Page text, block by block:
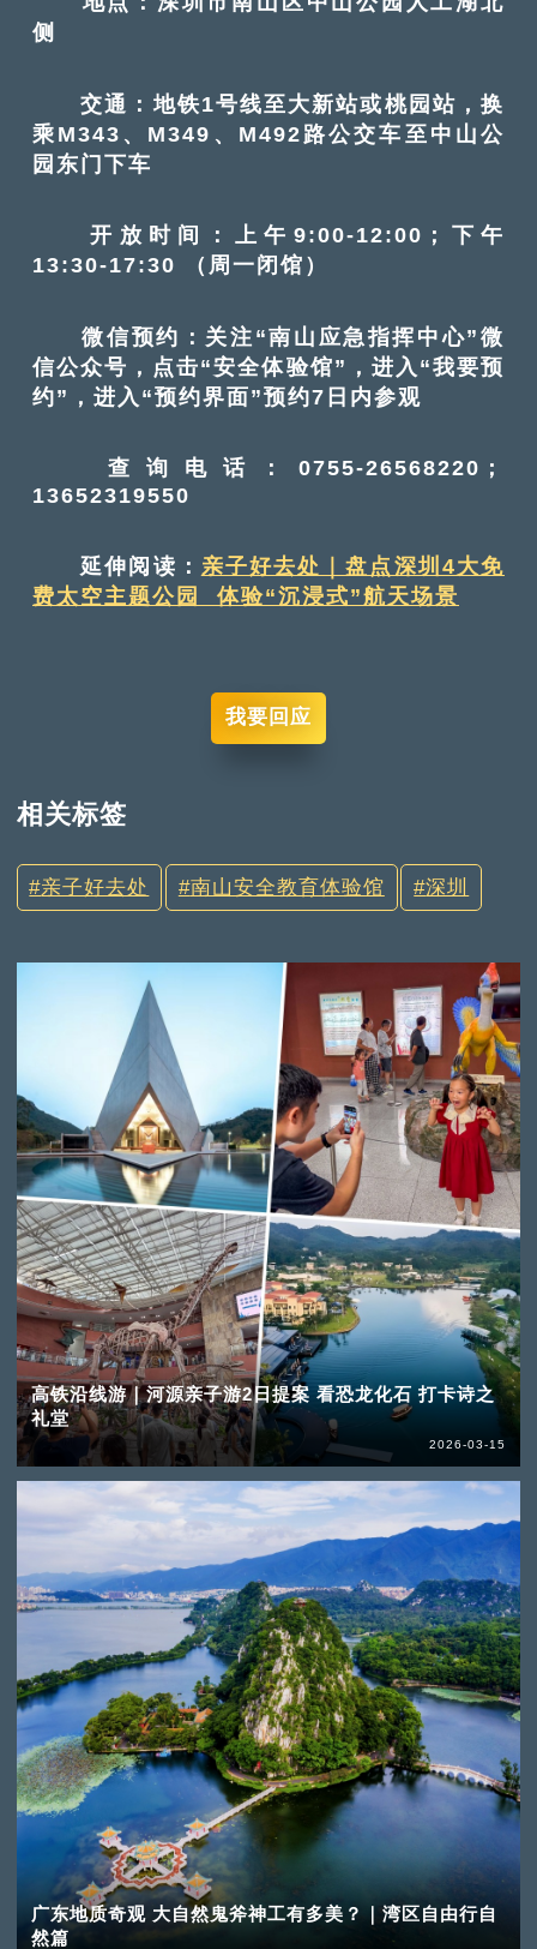
侧
交通：地铁1号线至大新站或桃园站，换
乘M343、M349、M492路公交车至中山公
园东门下车
开放时间：上午9:00-12:00；下午
13:30-17:30 （周一闭馆）
微信预约：关注“南山应急指挥中心”微
信公众号，点击“安全体验馆”，进入“我要预
约”，进入“预约界面”预约7日内参观
查询电话：0755-26568220；
13652319550
延伸阅读： 亲子好去处｜盘点深圳4大免
费太空主题公园 体验“沉浸式”航天场景
我要回应
相关标签
亲子好去处 南山安全教育体验馆 深圳
高铁沿线游｜河源亲子游2日提案 看恐龙化石 打卡诗之
礼堂
2026-03-15
广东地质奇观 大自然鬼斧神工有多美？｜湾区自由行自
然篇